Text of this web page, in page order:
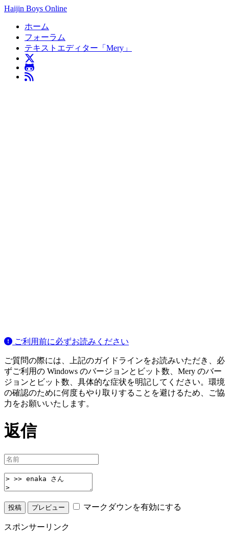
Haijin Boys Online
ホーム
フォーラム
テキストエディター「Mery」
ご利用前に必ずお読みください
ご質問の際には、上記のガイドラインをお読みいただき、必
ずご利用の Windows のバージョンとビット数、Mery のバー
ジョンとビット数、具体的な症状を明記してください。環境
の確認のために何度もやり取りすることを避けるため、ご協
力をお願いいたします。
返信
マークダウンを有効にする
スポンサーリンク